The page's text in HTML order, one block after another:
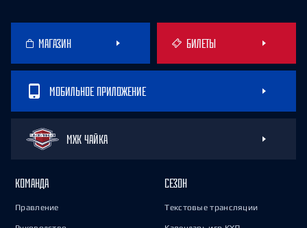
МАГАЗИН БИЛЕТЫ
МОБИЛЬНОЕ ПРИЛОЖЕНИЕ
МХК ЧАЙКА
КОМАНДА
Правление
СЕЗОН
Текстовые трансляции